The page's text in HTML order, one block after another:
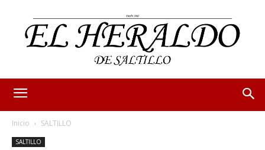
Inicio SALTILLO
SALTILLO